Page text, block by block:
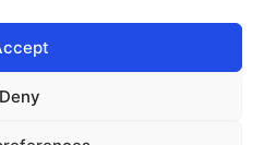
Deny
& Business